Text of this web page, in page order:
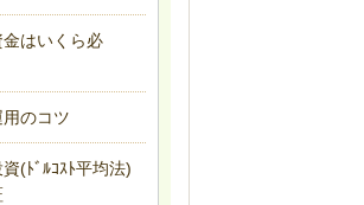
はいくら必
のコツ
(ﾄﾞﾙｺｽﾄ平均法)